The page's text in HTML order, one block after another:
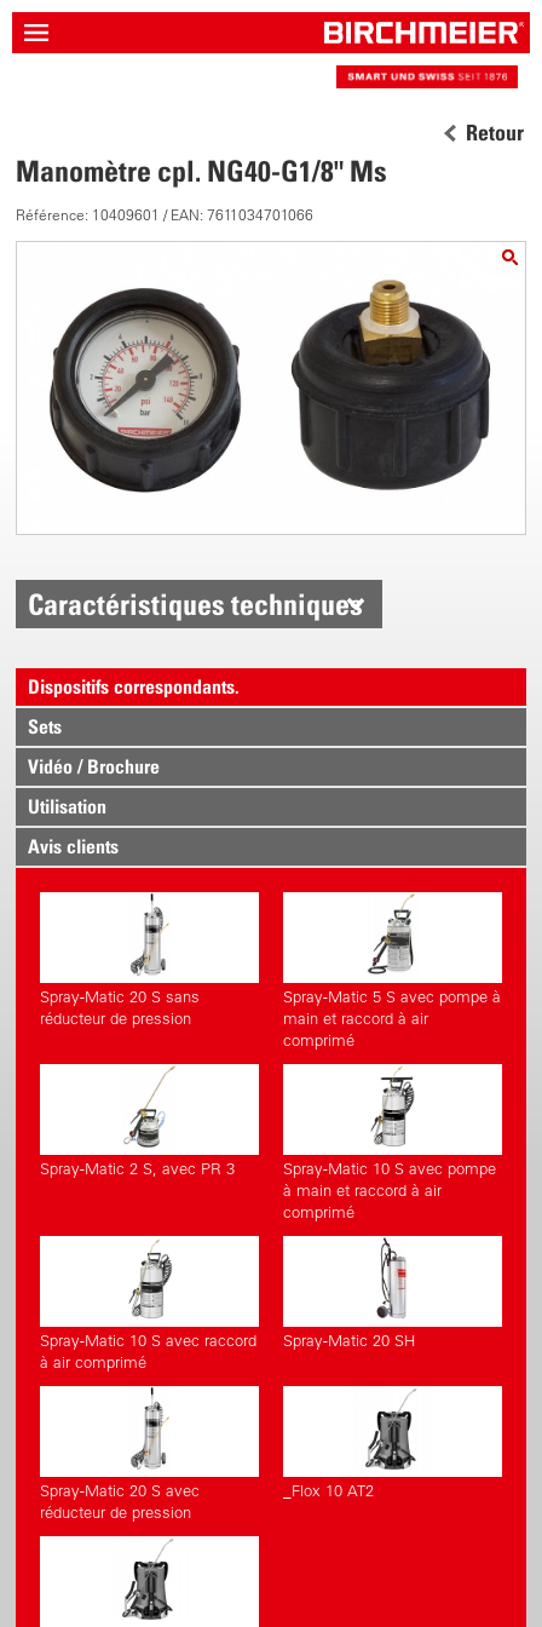
Retour
Manomètre cpl. NG40-G1/8" Ms
Référence: 10409601 / EAN: 7611034701066
Caractéristiques techniques
Dispositifs correspondants.
Sets
Vidéo / Brochure
Utilisation
Avis clients
Spray-Matic 20 S sans
réducteur de pression
Spray-Matic 5 S avec pompe à
main et raccord à air
comprimé
Spray-Matic 2 S, avec PR 3
Spray-Matic 10 S avec pompe
à main et raccord à air
comprimé
Spray-Matic 10 S avec raccord
à air comprimé
Spray-Matic 20 SH
Spray-Matic 20 S avec
réducteur de pression
_Flox 10 AT2